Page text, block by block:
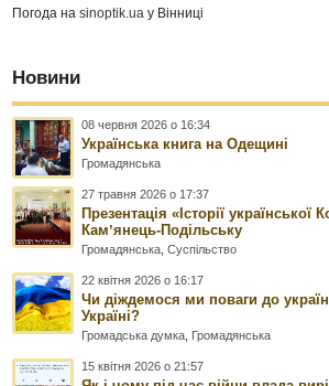
Погода наsinoptik.ua у Вінниці
Новини
08 червня 2026 о 16:34
Українська книга на Одещині
Громадянська
27 травня 2026 о 17:37
Презентація «Історії української
Камʼянець-Подільську
Громадянська ,Суспільство
22 квітня 2026 о 16:17
Чи діждемося ми поваги до
Україні?
Громадська думка Громадянська
15 квітня 2026 о 21:57